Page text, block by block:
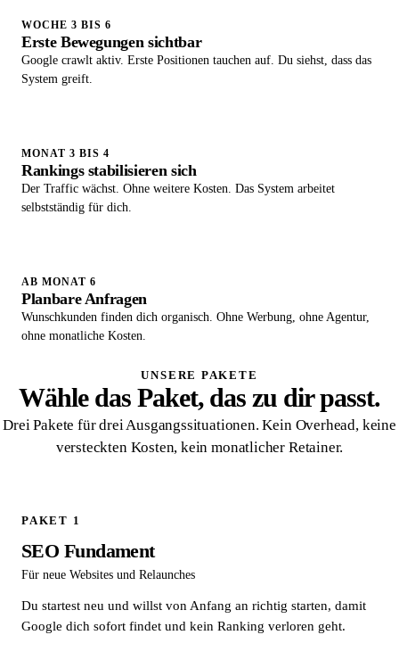
WOCHE 3 BIS 6
Erste Bewegungen sichtbar
Google crawlt aktiv. Erste Positionen tauchen auf. Du siehst, dass das
System greift.
MONAT 3 BIS 4
Rankings stabilisieren sich
Der Traffic wächst. Ohne weitere Kosten. Das System arbeitet
selbstständig für dich.
AB MONAT 6
Planbare Anfragen
Wunschkunden finden dich organisch. Ohne Werbung, ohne Agentur,
ohne monatliche Kosten.
UNSERE PAKETE
Wähle das Paket, das zu dir passt.
Drei Pakete für drei Ausgangssituationen. Kein Overhead, keine
versteckten Kosten, kein monatlicher Retainer.
PAKET 1
SEO Fundament
Für neue Websites und Relaunches
Du startest neu und willst von Anfang an richtig starten, damit
Google dich sofort findet und kein Ranking verloren geht.